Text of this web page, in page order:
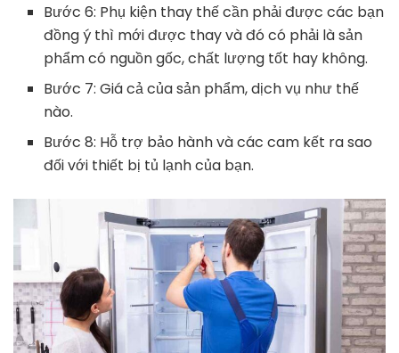
Bước 6: Phụ kiện thay thế cần phải được các bạn
đồng ý thì mới được thay và đó có phải là sản
phẩm có nguồn gốc, chất lượng tốt hay không.
Bước 7: Giá cả của sản phẩm, dịch vụ như thế
nào.
Bước 8: Hỗ trợ bảo hành và các cam kết ra sao
đối với thiết bị tủ lạnh của bạn.